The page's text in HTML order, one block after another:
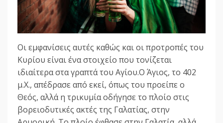
Οι εμφανίσεις αυτές καθώς και οι προτροπές του
Κυρίου είναι ένα στοιχείο που τονίζεται
ιδιαίτερα στα γραπτά του Αγίου.Ο Άγιος, το 402
μ.Χ., απέδρασε από εκεί, όπως του προείπε ο
Θεός, αλλά η τρικυμία οδήγησε το πλοίο στις
βορειοδυτικές ακτές της Γαλατίας, στην